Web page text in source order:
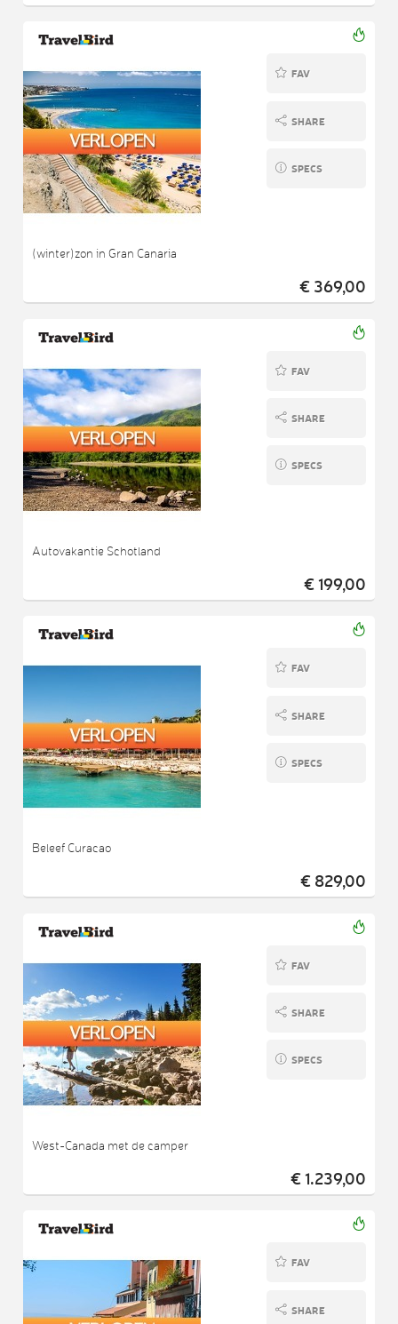
FAV
SHARE
SPECS
(winter)zon in Gran Canaria
€ 369,00
FAV
SHARE
SPECS
Autovakantie Schotland
€ 199,00
FAV
SHARE
SPECS
Beleef Curacao
€ 829,00
FAV
SHARE
SPECS
West-Canada met de camper
€ 1.239,00
FAV
SHARE